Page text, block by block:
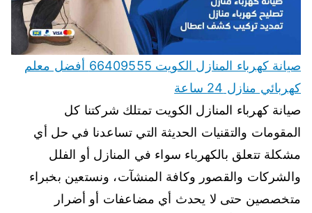
صيانة كهرباء المنازل الكويت 66409555 أفضل معلم
كهربائي منازل 24 ساعة
صيانة كهرباء المنازل الكويت تمتلك شركتنا كل
المقومات والتقنيات الحديثة التي تساعدنا في حل أي
مشكلة تتعلق بالكهرباء سواء في المنازل أو الفلل
والشركات والقصور وكافة المنشآت، ونستعين بخبراء
متخصصين حتى لا يحدث أي مضاعفات أو أضرار